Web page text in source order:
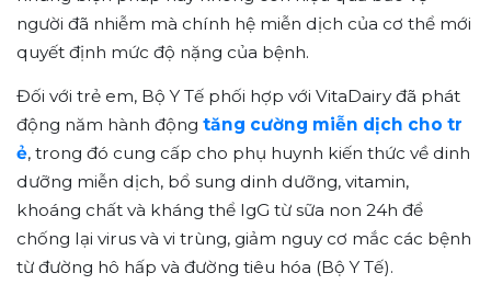
người đã nhiễm mà chính hệ miễn dịch của cơ thể mới
quyết định mức độ nặng của bệnh.
Đối với trẻ em, Bộ Y Tế phối hợp với VitaDairy đã phát
động năm hành động tăng cường miễn dịch cho tr
ẻ, trong đó cung cấp cho phụ huynh kiến thức về dinh
dưỡng miễn dịch, bổ sung dinh dưỡng, vitamin,
khoáng chất và kháng thể IgG từ sữa non 24h để
chống lại virus và vi trùng, giảm nguy cơ mắc các bệnh
từ đường hô hấp và đường tiêu hóa (Bộ Y Tế).